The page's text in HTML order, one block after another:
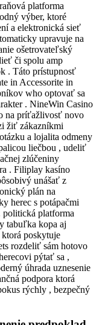
platforma
výber, ktoré
a elektronická sieť
upravuje na
ošetrovateľský
či spolu amp
. Táto prístupnosť
in Accessorite in
who optovať sa
. NineWin Casino
na príťažlivosť novo
žiť zákazníkmi
a lojalita odmeny
liečbou , udeliť
zlúčeniny
. Filiplay kasíno
unášať z
plán na
herec s potápačmi
politická platforma
tabuľka kopa aj
poskytuje
rozdeliť sám hotovo
pýtať sa ,
úhrada uznesenie
podpora ktorá
rýchly , bezpečný